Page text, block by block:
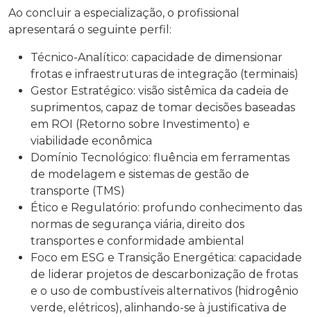
Ao concluir a especialização, o profissional
apresentará o seguinte perfil:
Técnico-Analítico: capacidade de dimensionar
frotas e infraestruturas de integração (terminais)
Gestor Estratégico: visão sistêmica da cadeia de
suprimentos, capaz de tomar decisões baseadas
em ROI (Retorno sobre Investimento) e
viabilidade econômica
Domínio Tecnológico: fluência em ferramentas
de modelagem e sistemas de gestão de
transporte (TMS)
Ético e Regulatório: profundo conhecimento das
normas de segurança viária, direito dos
transportes e conformidade ambiental
Foco em ESG e Transição Energética: capacidade
de liderar projetos de descarbonização de frotas
e o uso de combustíveis alternativos (hidrogênio
verde, elétricos), alinhando-se à justificativa de